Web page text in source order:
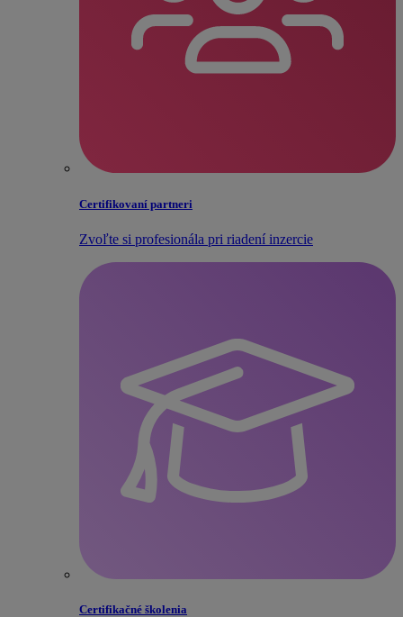
Certifikovaní partneri
Zvoľte si profesionála pri riadení inzercie
Certifikačné školenia